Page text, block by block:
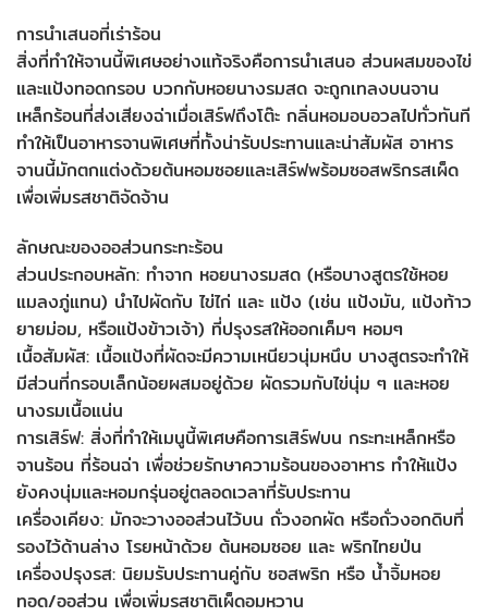
การนำเสนอที่เร่าร้อน
สิ่งที่ทำให้จานนี้พิเศษอย่างแท้จริงคือการนำเสนอ ส่วนผสมของไข่
และแป้งทอดกรอบ บวกกับหอยนางรมสด จะถูกเทลงบนจาน
เหล็กร้อนที่ส่งเสียงฉ่าเมื่อเสิร์ฟถึงโต๊ะ กลิ่นหอมอบอวลไปทั่วทันที
ทำให้เป็นอาหารจานพิเศษที่ทั้งน่ารับประทานและน่าสัมผัส อาหาร
จานนี้มักตกแต่งด้วยต้นหอมซอยและเสิร์ฟพร้อมซอสพริกรสเผ็ด
เพื่อเพิ่มรสชาติจัดจ้าน
ลักษณะของออส่วนกระทะร้อน
ส่วนประกอบหลัก: ทำจาก หอยนางรมสด (หรือบางสูตรใช้หอย
แมลงภู่แทน) นำไปผัดกับ ไข่ไก่ และ แป้ง (เช่น แป้งมัน, แป้งท้าว
ยายม่อม, หรือแป้งข้าวเจ้า) ที่ปรุงรสให้ออกเค็มๆ หอมๆ
เนื้อสัมผัส: เนื้อแป้งที่ผัดจะมีความเหนียวนุ่มหนึบ บางสูตรจะทำให้
มีส่วนที่กรอบเล็กน้อยผสมอยู่ด้วย ผัดรวมกับไข่นุ่ม ๆ และหอย
นางรมเนื้อแน่น
การเสิร์ฟ: สิ่งที่ทำให้เมนูนี้พิเศษคือการเสิร์ฟบน กระทะเหล็กหรือ
จานร้อน ที่ร้อนฉ่า เพื่อช่วยรักษาความร้อนของอาหาร ทำให้แป้ง
ยังคงนุ่มและหอมกรุ่นอยู่ตลอดเวลาที่รับประทาน
เครื่องเคียง: มักจะวางออส่วนไว้บน ถั่วงอกผัด หรือถั่วงอกดิบที่
รองไว้ด้านล่าง โรยหน้าด้วย ต้นหอมซอย และ พริกไทยป่น
เครื่องปรุงรส: นิยมรับประทานคู่กับ ซอสพริก หรือ น้ำจิ้มหอย
ทอด/ออส่วน เพื่อเพิ่มรสชาติเผ็ดอมหวาน